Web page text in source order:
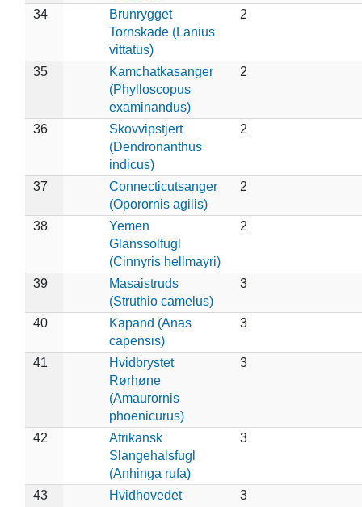
34
Brunrygget
Tornskade (Lanius
vittatus)
2
35
Kamchatkasanger
(Phylloscopus
examinandus)
2
36
Skovvipstjert
(Dendronanthus
indicus)
2
37
Connecticutsanger
(Oporornis agilis)
2
38
Yemen
Glanssolfugl
(Cinnyris hellmayri)
2
39
Masaistruds
(Struthio camelus)
3
40
Kapand (Anas
capensis)
3
41
Hvidbrystet
Rørhøne
(Amaurornis
phoenicurus)
3
42
Afrikansk
Slangehalsfugl
(Anhinga rufa)
3
43
Hvidhovedet
3